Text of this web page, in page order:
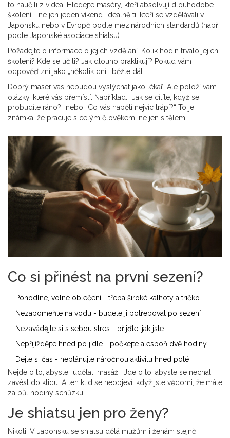
to naučili z videa. Hledejte maséry, kteří absolvují dlouhodobé
školení - ne jen jeden víkend. Idealně ti, kteří se vzdělávali v
Japonsku nebo v Evropě podle mezinárodních standardů (např.
podle Japonské asociace shiatsu).
Požádejte o informace o jejich vzdělání. Kolik hodin trvalo jejich
školení? Kde se učili? Jak dlouho praktikují? Pokud vám
odpověď zní jako „několik dní“, běžte dál.
Dobrý masér vás nebudou vyslýchat jako lékař. Ale položí vám
otázky, které vás přemístí. Například: „Jak se cítíte, když se
probudíte ráno?“ nebo „Co vás napětí nejvíc trápí?“ To je
známka, že pracuje s celým člověkem, ne jen s tělem.
Co si přinést na první sezení?
Pohodlné, volné oblečení - třeba široké kalhoty a tričko
Nezapomeňte na vodu - budete ji potřebovat po sezení
Nezavádějte si s sebou stres - přijďte, jak jste
Nepřijíždějte hned po jídle - počkejte alespoň dvě hodiny
Dejte si čas - neplánujte náročnou aktivitu hned poté
Nejde o to, abyste „udělali masáž“. Jde o to, abyste se nechali
zavést do klidu. A ten klid se neobjeví, když jste vědomi, že máte
za půl hodiny schůzku.
Je shiatsu jen pro ženy?
Nikoli. V Japonsku se shiatsu dělá mužům i ženám stejně.